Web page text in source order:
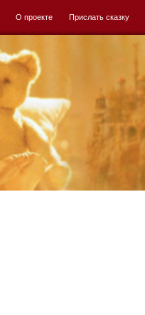
О проекте Прислать сказку